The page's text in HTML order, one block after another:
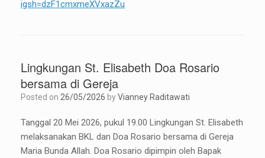
igsh=dzF1cmxmeXVxazZu
Lingkungan St. Elisabeth Doa Rosario
bersama di Gereja
Posted on 26/05/2026 byVianney Raditawati
Tanggal 20 Mei 2026, pukul 19.00 Lingkungan St. Elisabeth
melaksanakan BKL dan Doa Rosario bersama di Gereja
Maria Bunda Allah. Doa Rosario dipimpin oleh Bapak